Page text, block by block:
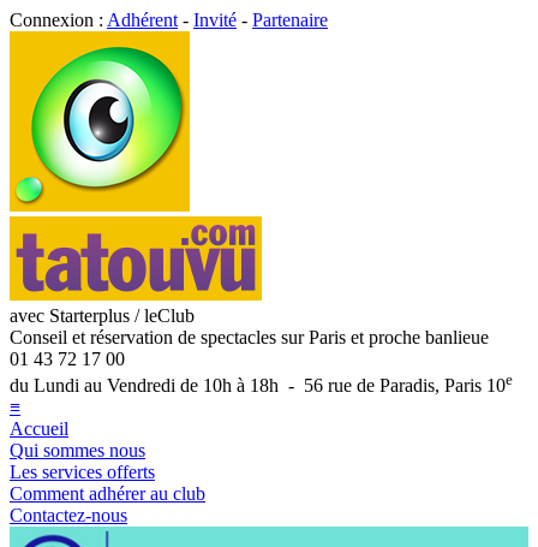
Connexion : Adhérent - Invité - Partenaire
avec Starterplus / leClub
Conseil et réservation de spectacles sur Paris et proche banlieue
01 43 72 17 00
du Lundi au Vendredi de 10h à 18h - 56 rue de Paradis, Paris 10e
≡
Accueil
Qui sommes nous
Les services offerts
Comment adhérer au club
Contactez-nous